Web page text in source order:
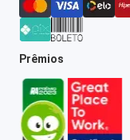
Prêmios